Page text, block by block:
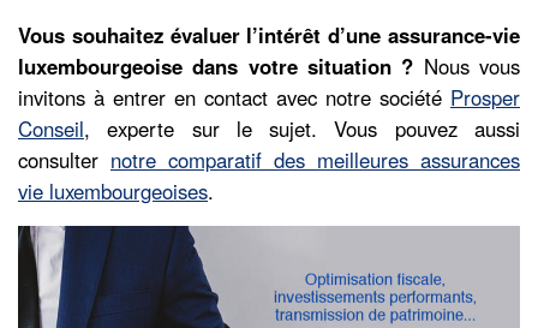
Vous souhaitez évaluer l’intérêt d’une assurance-vie
luxembourgeoise dans votre situation ? Nous vous
invitons à entrer en contact avec notre société Prosper
Conseil, experte sur le sujet. Vous pouvez aussi
consulter notre comparatif des meilleures assurances
vie luxembourgeoises.